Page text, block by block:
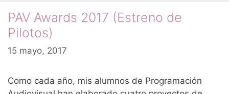
PAV Awards 2017 (Estreno de
Pilotos)
15 mayo, 2017
Como cada año, mis alumnos de Programación